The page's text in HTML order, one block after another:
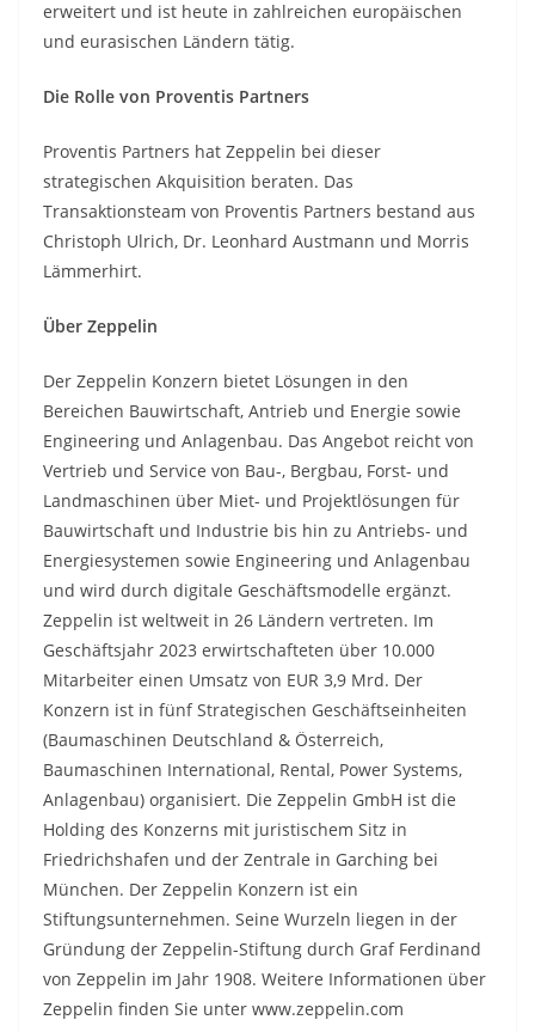
erweitert und ist heute in zahlreichen europäischen
und eurasischen Ländern tätig.
Die Rolle von Proventis Partners
Proventis Partners hat Zeppelin bei dieser
strategischen Akquisition beraten. Das
Transaktionsteam von Proventis Partners bestand aus
Christoph Ulrich, Dr. Leonhard Austmann und Morris
Lämmerhirt.
Über Zeppelin
Der Zeppelin Konzern bietet Lösungen in den
Bereichen Bauwirtschaft, Antrieb und Energie sowie
Engineering und Anlagenbau. Das Angebot reicht von
Vertrieb und Service von Bau-, Bergbau, Forst- und
Landmaschinen über Miet- und Projektlösungen für
Bauwirtschaft und Industrie bis hin zu Antriebs- und
Energiesystemen sowie Engineering und Anlagenbau
und wird durch digitale Geschäftsmodelle ergänzt.
Zeppelin ist weltweit in 26 Ländern vertreten. Im
Geschäftsjahr 2023 erwirtschafteten über 10.000
Mitarbeiter einen Umsatz von EUR 3,9 Mrd. Der
Konzern ist in fünf Strategischen Geschäftseinheiten
(Baumaschinen Deutschland & Österreich,
Baumaschinen International, Rental, Power Systems,
Anlagenbau) organisiert. Die Zeppelin GmbH ist die
Holding des Konzerns mit juristischem Sitz in
Friedrichshafen und der Zentrale in Garching bei
München. Der Zeppelin Konzern ist ein
Stiftungsunternehmen. Seine Wurzeln liegen in der
Gründung der Zeppelin-Stiftung durch Graf Ferdinand
von Zeppelin im Jahr 1908. Weitere Informationen über
Zeppelin finden Sie unter www.zeppelin.com